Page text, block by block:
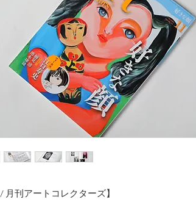
月刊アートコレクターズ】